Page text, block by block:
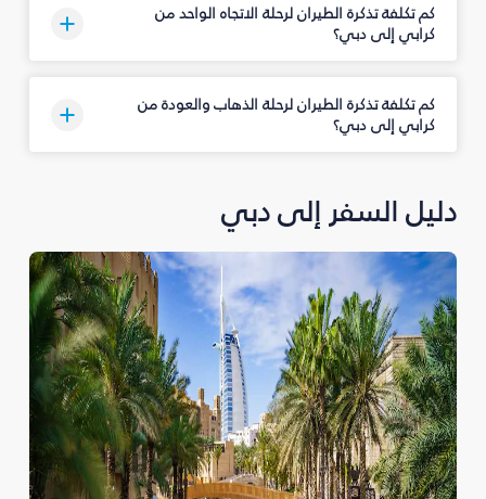
كم تكلفة تذكرة الطيران لرحلة الاتجاه الواحد من
كرابي إلى دبي؟
كم تكلفة تذكرة الطيران لرحلة الذهاب والعودة من
كرابي إلى دبي؟
دليل السفر إلى دبي